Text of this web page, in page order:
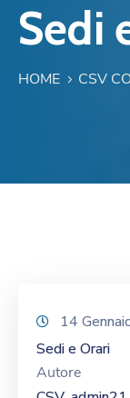
Cosenza
Contatti
Orari
Sedi
HOME CSV
14
Sedi e Orari
Autore